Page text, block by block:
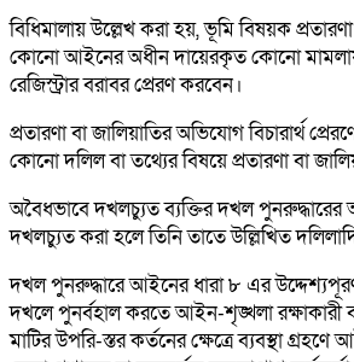
বিধিমালায় উল্লেখ করা হয়, ভূমি বিষয়ক
কোনো আইনের অধীন দায়েরকৃত কোনো মামলায়
রেজিস্ট্রার বরাবর প্রেরণ করবেন।
প্রতারণা বা জালিয়াতির অভিযোগ বিচারার্থ
কোনো দলিল বা তথ্যের বিষয়ে প্রতারণা বা
অবৈধভাবে দখলচ্যুত ব্যক্তির দখল
দখলচ্যুত করা হলে তিনি তাতে উল্লিখিত
দখল পুনরুদ্ধারে আইনের ধারা ৮ এর
দখলে পুনর্বহাল করতে আইন-শৃঙ্খলা রক্ষাকারী
মাটির উপরি-স্তর কর্তনের ক্ষেত্রে ব্যবস্থা